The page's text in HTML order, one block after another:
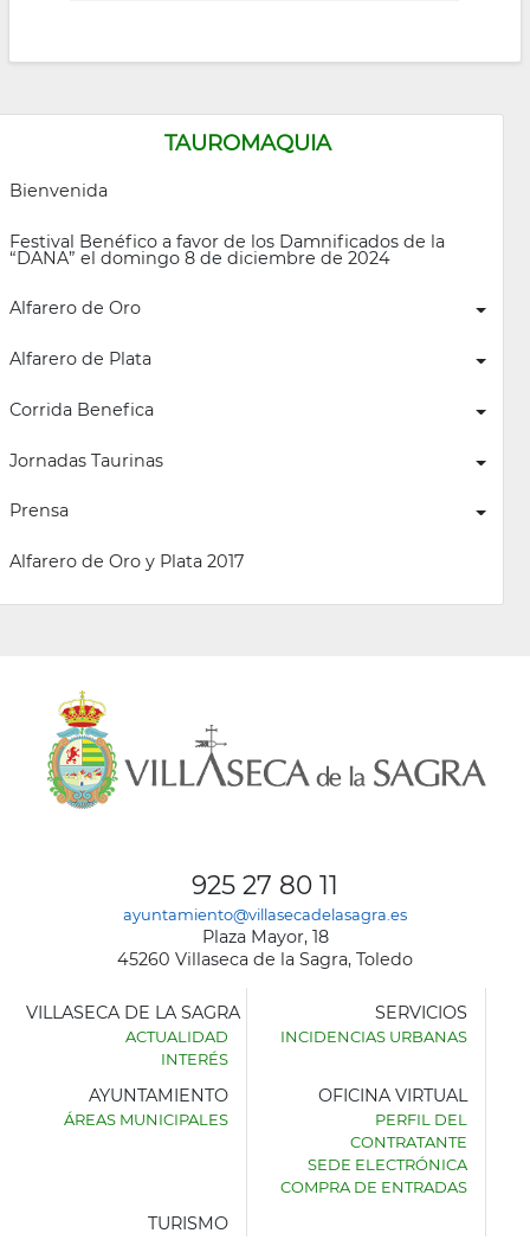
TAUROMAQUIA
Bienvenida
Festival Benéfico a favor de los Damnificados de la
“DANA” el domingo 8 de diciembre de 2024
Alfarero de Oro
Alfarero de Plata
Corrida Benefica
Jornadas Taurinas
Prensa
Alfarero de Oro y Plata 2017
925 27 80 11
ayuntamiento@villasecadelasagra.es
Plaza Mayor, 18
45260 Villaseca de la Sagra, Toledo
AYUNTAMIENTO
VILLASECA DE LA SAGRA
ACTUALIDAD
INTERÉS
SERVICIOS
INCIDENCIAS URBANAS
AYUNTAMIENTO
ÁREAS MUNICIPALES
OFICINA VIRTUAL
PERFIL DEL
CONTRATANTE
SEDE ELECTRÓNICA
COMPRA DE ENTRADAS
TURISMO